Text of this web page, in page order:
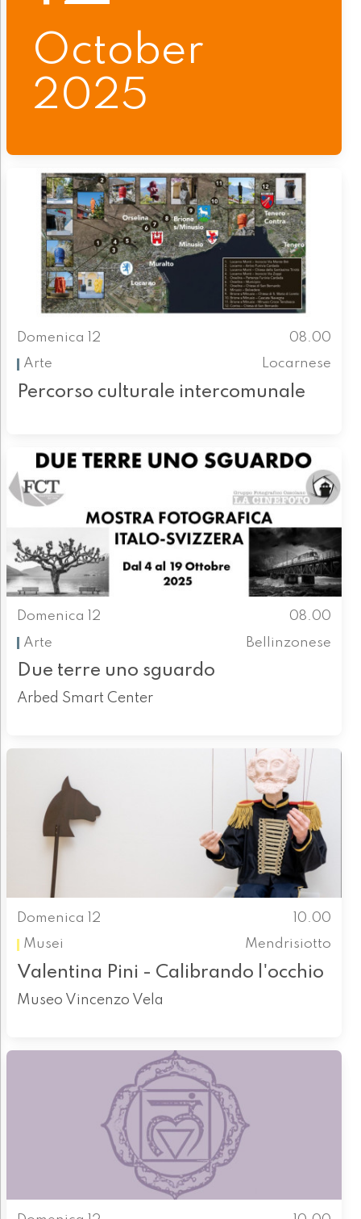
October
2025
Domenica 12
08.00
Arte
Locarnese
Percorso culturale intercomunale
Domenica 12
08.00
Arte
Bellinzonese
Due terre uno sguardo
Arbed Smart Center
Domenica 12
10.00
Musei
Mendrisiotto
Valentina Pini - Calibrando l'occhio
Museo Vincenzo Vela